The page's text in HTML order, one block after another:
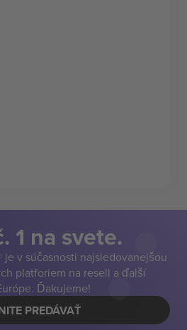
1 na svete.
je v súčasnosti najsledovanejšou
platforiem na resell a ďalší
Ďakujeme!
PREDÁVAŤ